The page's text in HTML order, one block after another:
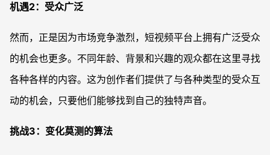
机遇2：受众广泛
然而，正是因为市场竞争激烈，短视频平台上拥有广泛受众
的机会也更多。不同年龄、背景和兴趣的观众都在这里寻找
各种各样的内容。这为创作者们提供了与各种类型的受众互
动的机会，只要他们能够找到自己的独特声音。
挑战3：变化莫测的算法